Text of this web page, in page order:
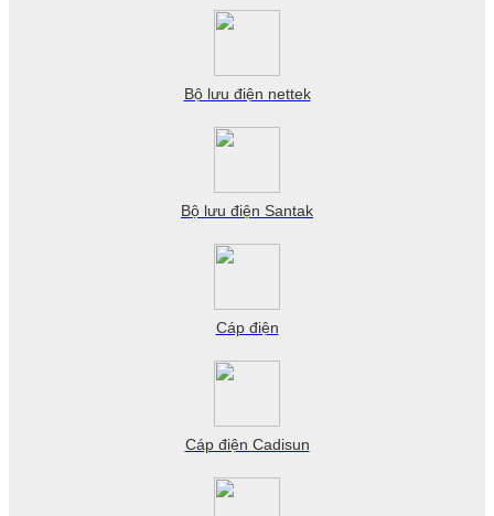
Bộ lưu điện nettek
Bộ lưu điện Santak
Cáp điện
Cáp điện Cadisun